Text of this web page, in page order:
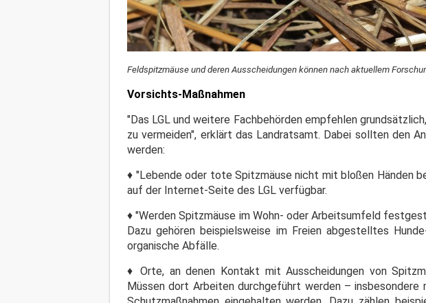
Feldspitzmäuse und deren Ausscheidungen können nach aktuellem
Vorsichts-Maßnahmen
"Das LGL und weitere Fachbehörden empfehlen
zu vermeiden", erklärt das Landratsamt. Dabei sollten den
werden:
♦ "Lebende oder tote Spitzmäuse nicht mit bloßen Händen
auf der Internet-Seite des LGL verfügbar.
♦ "Werden Spitzmäuse im Wohn- oder Arbeitsumfeld
Dazu gehören beispielsweise im Freien abgestelltes
organische Abfälle.
♦ Orte, an denen Kontakt mit Ausscheidungen von
Müssen dort Arbeiten durchgeführt werden –